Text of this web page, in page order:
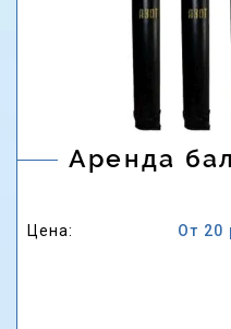
Аренда
Цена: От 20